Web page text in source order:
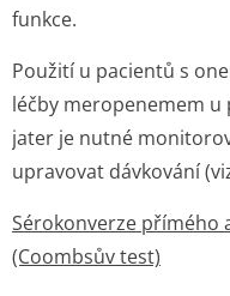
funkce.
Použití u pacientů s
léčby meropenemem
jater je nutné
upravovat dávkování
Sérokonverze přímého
(Coombsův test)